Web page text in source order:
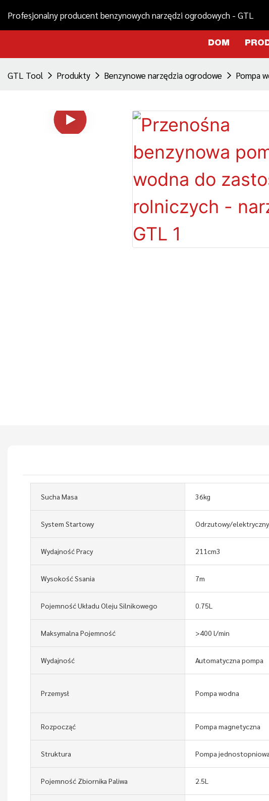
Profesjonalny producent benzynowych narzędzi ogrodowych - GTL
DOM
GTL Tool Produkty Benzynowe narzędzia ogrodowe Pompa
Sucha Masa 36kg
System Startowy Odrzutowy/elektryczny
Wydajność Pracy 211cm3
Wysokość Ssania 7m
Pojemność Układu Oleju Silnikowego 0.75L
Maksymalna Pojemność >400 l/min
Wydajność Automatyczna pompa
Przemysł Pompa wodna
Rozpocząć Pompa magnetyczna
Struktura Pompa jednostopniowa
Pojemność Zbiornika Paliwa 2.5L